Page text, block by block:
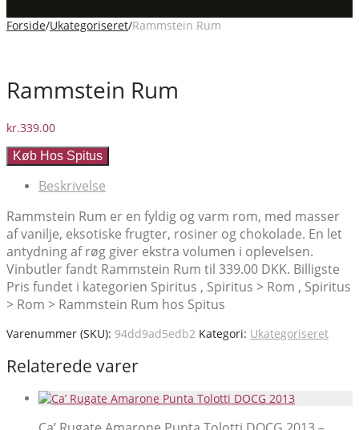
Forside/Ukategoriseret/Rammstein Rum
Rammstein Rum
kr.339.00
Køb Hos Spitus
Beskrivelse
Rammstein Rum er en fyldig og varm rom, med masser
af vanilje, eksotiske frugter, rosiner og chokolade. En let
antydning af røg giver ekstra volumen i oplevelsen.
Vinbutler fandt Rammstein Rum til 339.00 DKK. Billigste
Pris fundet i kategorien Spiritus , Spiritus > Rom , Spiritus
> Rom > Rammstein Rum hos Spitus
Varenummer (SKU): 94dd9ad5edb2 Kategori: Ukategoriseret
Relaterede varer